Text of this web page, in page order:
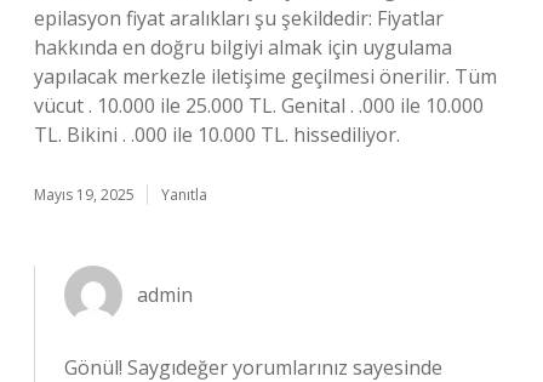
epilasyon fiyat aralıkları şu şekildedir: Fiyatlar
hakkında en doğru bilgiyi almak için uygulama
yapılacak merkezle iletişime geçilmesi önerilir. Tüm
vücut . 10.000 ile 25.000 TL. Genital . .000 ile 10.000
TL. Bikini . .000 ile 10.000 TL. hissediliyor.
Mayıs 19, 2025 Yanıtla
admin
Gönül! Saygıdeğer yorumlarınız sayesinde